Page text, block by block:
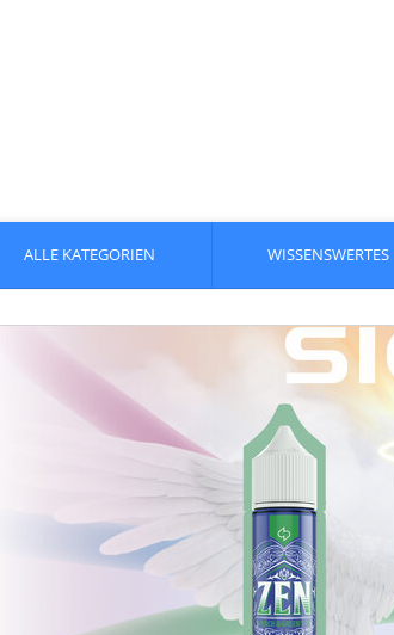
ALLE KATEGORIEN WISSENSWERTES